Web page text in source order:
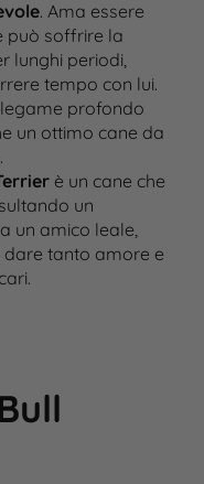
. Ama essere
può soffrire la
lunghi periodi,
tempo con lui.
profondo
un ottimo cane da
è un cane che
un
un amico leale,
tanto amore e